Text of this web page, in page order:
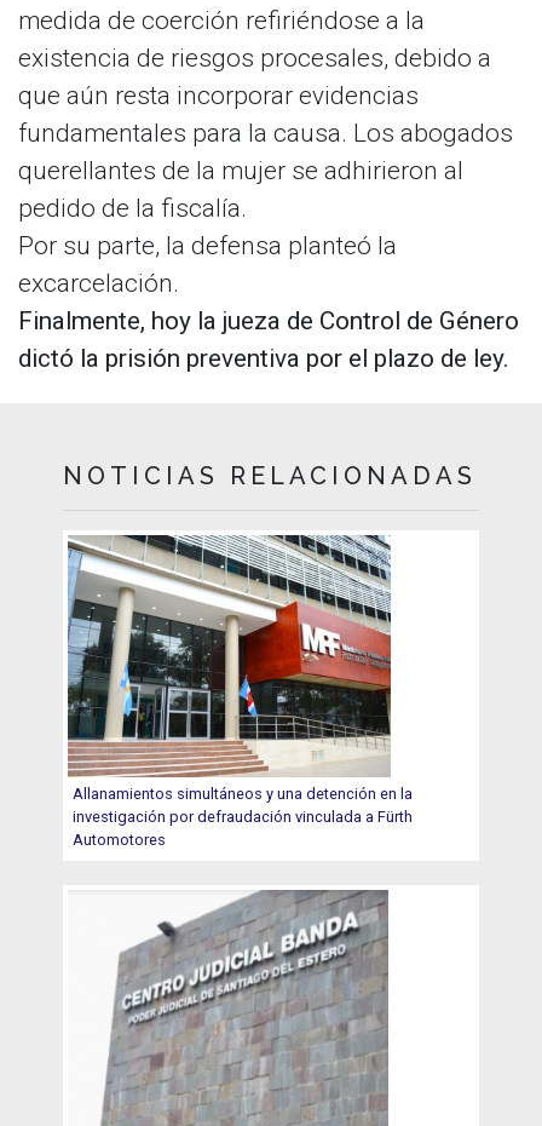
medida de coerción refiriéndose a la
existencia de riesgos procesales, debido a
que aún resta incorporar evidencias
fundamentales para la causa. Los abogados
querellantes de la mujer se adhirieron al
pedido de la fiscalía.
Por su parte, la defensa planteó la
excarcelación.
Finalmente, hoy la jueza de Control de Género
dictó la prisión preventiva por el plazo de ley.
NOTICIAS RELACIONADAS
Allanamientos simultáneos y una detención en la
investigación por defraudación vinculada a Fürth
Automotores